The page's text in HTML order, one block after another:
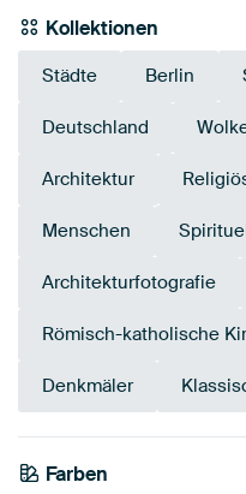
Kollektionen
Städte Berlin
Deutschland
Architektur
Menschen
Architekturfotografie
Römisch-katholische
Denkmäler
Farben
Grau
Beige